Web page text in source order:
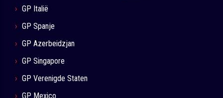
GP Italië
GP Spanje
GP Azerbeidzjan
GP Singapore
GP Verenigde Staten
GP Mexico